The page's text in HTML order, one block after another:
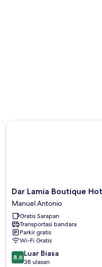
Dar
Lamia
Boutique
Hotel
Manuel
Antonio
Dar Lamia Boutique
Manuel Antonio
Gratis Sarapan
Transportasi bandara
Parkir gratis
Wi-Fi Gratis
8.6
dari
8,6 Luar Biasa
38 ulasan
Dar Lamia Boutique Hotel